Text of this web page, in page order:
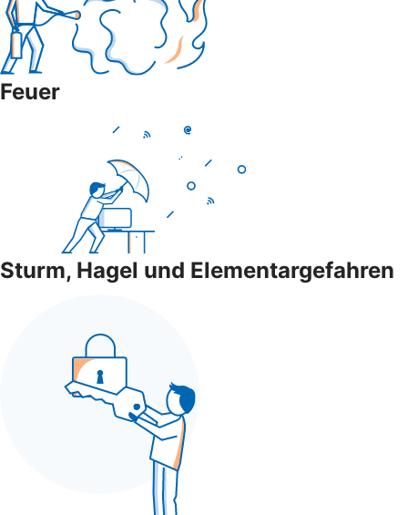
Feuer
Sturm, Hagel und Elementargefahren